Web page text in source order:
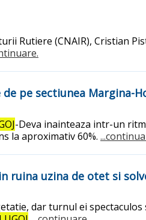
Rutiere (CNAIR), Cristian
pe sectiunea Margina-
-Deva inainteaza intr-un
la aproximativ 60%.
ruina uzina de otet si
dar turnul ei